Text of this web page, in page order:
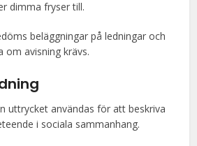
dimma fryser till.
beläggningar på ledningar och
avisning krävs.
uttrycket användas för att beskriva
i sociala sammanhang.